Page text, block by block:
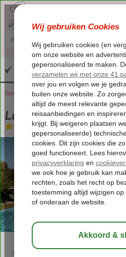
Altijd inclusief huurauto
Home
Spanje Andalusië Nerja La Casa Del Burro
La Casa Del Burro
Logies-Bed & Breakfast
03:05